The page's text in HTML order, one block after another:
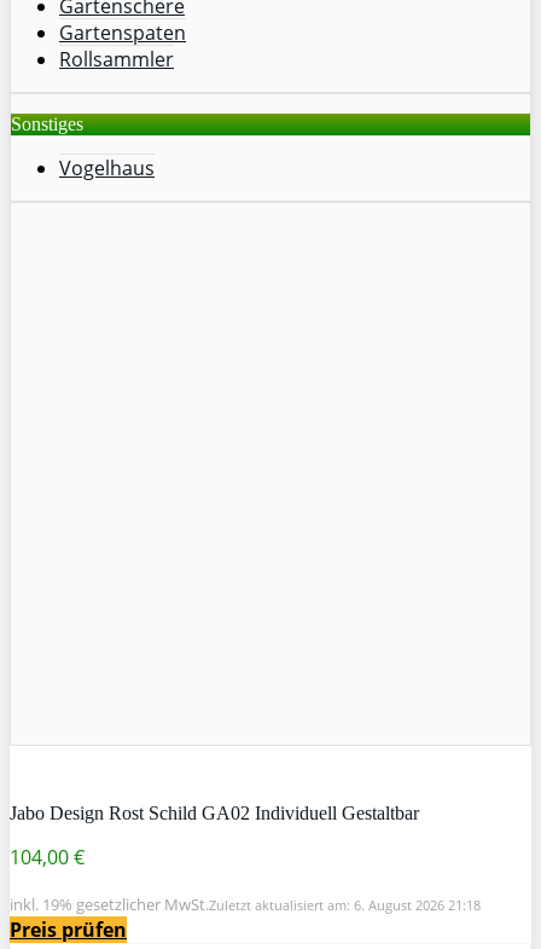
Gartenschere
Gartenspaten
Rollsammler
Sonstiges
Vogelhaus
Jabo Design Rost Schild GA02 Individuell Gestaltbar
104,00 €
inkl. 19% gesetzlicher MwSt.Zuletzt aktualisiert am: 6. August 2026 21:18
Preis prüfen